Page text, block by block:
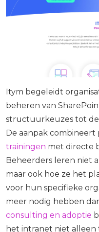
Itym begeleidt
beheren van
structuurkeuzes tot
De aanpak
trainingen met directe
Beheerders leren niet
maar ook hoe ze het
voor hun specifieke
meer nodig hebben
consulting en adoptie
het intranet niet alleen